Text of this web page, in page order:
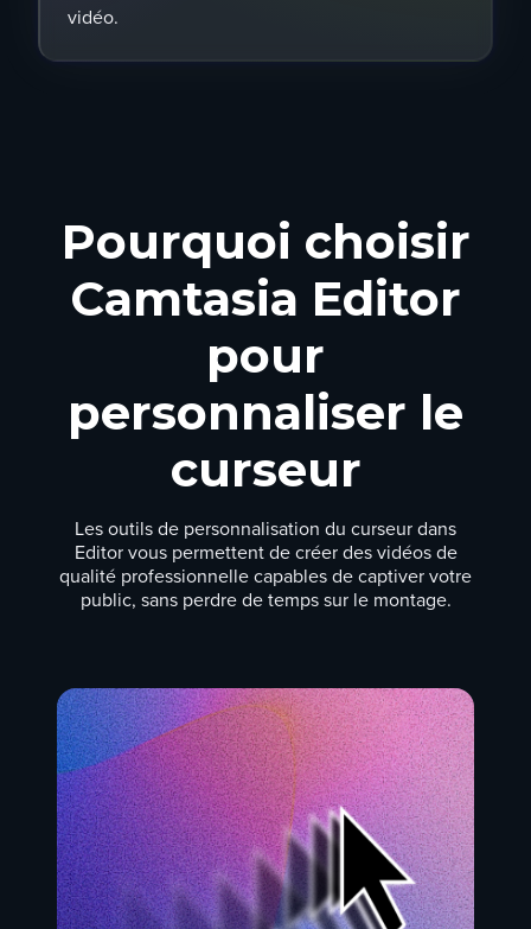
vidéo.
Pourquoi choisir
Camtasia Editor
pour
personnaliser le
curseur
Les outils de personnalisation du curseur dans
Editor vous permettent de créer des vidéos de
qualité professionnelle capables de captiver votre
public, sans perdre de temps sur le montage.